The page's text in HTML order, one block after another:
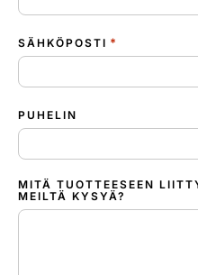
SÄHKÖPOSTI *
PUHELIN
MITÄ TUOTTEESEEN
MEILTÄ KYSYÄ?